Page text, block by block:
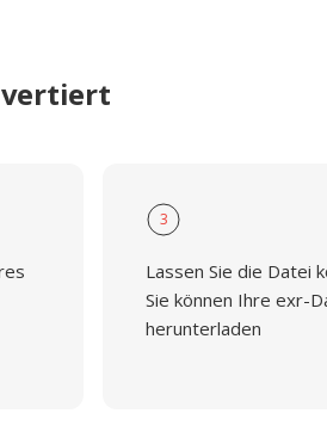
3
Lassen Sie die Datei
Sie können Ihre exr-
herunterladen